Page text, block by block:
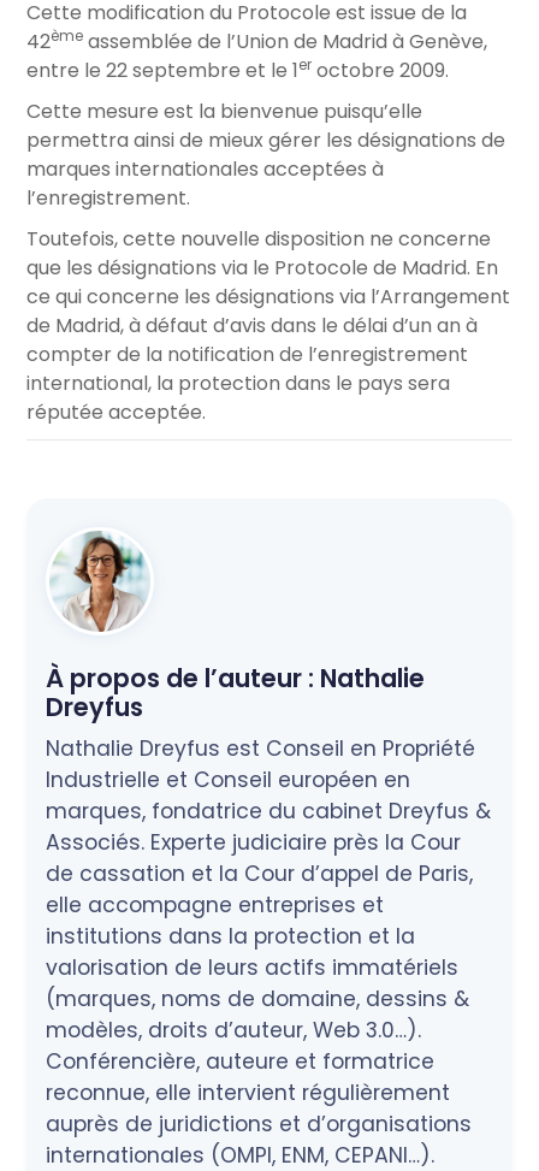
Cette modification du Protocole est issue de la
42ème assemblée de l’Union de Madrid à Genève,
entre le 22 septembre et le 1er octobre 2009.
Cette mesure est la bienvenue puisqu’elle
permettra ainsi de mieux gérer les désignations de
marques internationales acceptées à
l’enregistrement.
Toutefois, cette nouvelle disposition ne concerne
que les désignations via le Protocole de Madrid. En
ce qui concerne les désignations via l’Arrangement
de Madrid, à défaut d’avis dans le délai d’un an à
compter de la notification de l’enregistrement
international, la protection dans le pays sera
réputée acceptée.
À propos de l’auteur : Nathalie
Dreyfus
Nathalie Dreyfus est Conseil en Propriété
Industrielle et Conseil européen en
marques, fondatrice du cabinet Dreyfus &
Associés. Experte judiciaire près la Cour
de cassation et la Cour d’appel de Paris,
elle accompagne entreprises et
institutions dans la protection et la
valorisation de leurs actifs immatériels
(marques, noms de domaine, dessins &
modèles, droits d’auteur, Web 3.0…).
Conférencière, auteure et formatrice
reconnue, elle intervient régulièrement
auprès de juridictions et d’organisations
internationales (OMPI, ENM, CEPANI…).